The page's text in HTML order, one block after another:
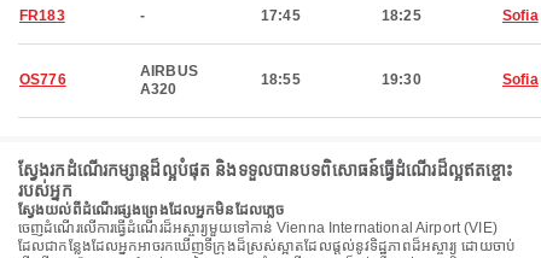
FR183 - 17:45 18:25 Sofia
OS776
AIRBUS
A320
18:55 19:30 Sofia
ស្វែងរកដំណើរកម្សាន្តដ៏ល្អបំផុត និងទទួលបានបទពិសោធន៍ធ្វើដំណើរដ៏ល្អឥតខ្ចោះ
របស់អ្នក
ស្វែងយល់ពីដំណើរផ្សងព្រេងដែលអ្នកមិនដែលភ្លេច
ចេញដំណើរលើការធ្វើដំណើរដ៏អស្ចារ្យមួយទៅកាន់ Vienna International Airport (VIE)
ដែលជាកន្លែងដែលអ្នកអាចរកឃើញទីក្រុងដ៏ស្រស់ស្អាតដែលផ្តល់នូវទិដ្ឋភាពដ៏អស្ចារ្យ ដោយចាប់